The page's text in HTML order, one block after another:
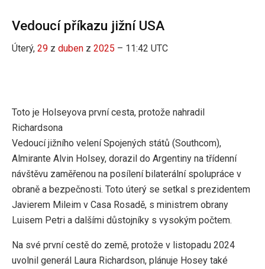
Vedoucí příkazu jižní USA
Úterý, 29 z duben z 2025 – 11:42 UTC
Toto je Holseyova první cesta, protože nahradil
Richardsona
Vedoucí jižního velení Spojených států (Southcom),
Almirante Alvin Holsey, dorazil do Argentiny na třídenní
návštěvu zaměřenou na posílení bilaterální spolupráce v
obraně a bezpečnosti. Toto úterý se setkal s prezidentem
Javierem Mileim v Casa Rosadě, s ministrem obrany
Luisem Petri a dalšími důstojníky s vysokým počtem.
Na své první cestě do země, protože v listopadu 2024
uvolnil generál Laura Richardson, plánuje Hosey také